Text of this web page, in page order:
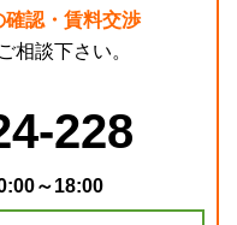
認・賃料交渉
相談下さい。
228
～18:00